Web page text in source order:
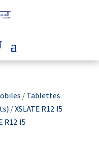
/Tablettes
/XSLATE R12 I5
R12 I5